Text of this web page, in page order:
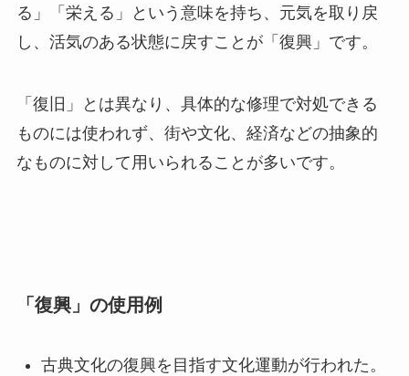
る」「栄える」という意味を持ち、元気を取り戻
し、活気のある状態に戻すことが「復興」です。
「復旧」とは異なり、具体的な修理で対処できる
ものには使われず、街や文化、経済などの抽象的
なものに対して用いられることが多いです。
「復興」の使用例
古典文化の復興を目指す文化運動が行われた。